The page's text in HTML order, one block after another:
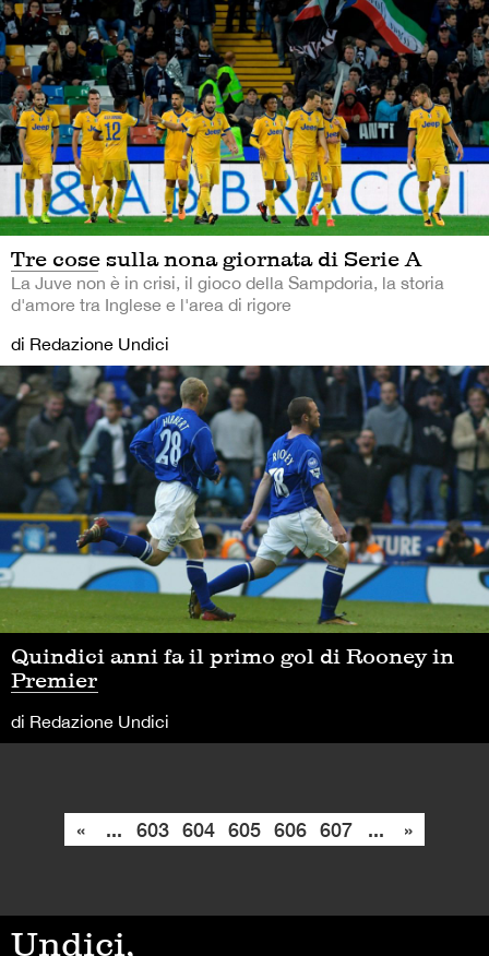
Tre cose sulla nona giornata di Serie A
La Juve non è in crisi, il gioco della Sampdoria, la storia
d'amore tra Inglese e l'area di rigore
di Redazione Undici
Quindici anni fa il primo gol di Rooney in
Premier
di Redazione Undici
« ... 603 604 605 606 607 ... »
Undici,